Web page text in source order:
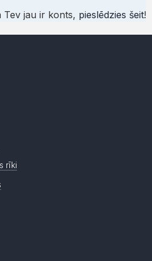
Tev jau ir konts, pieslēdzies šeit!
rīki